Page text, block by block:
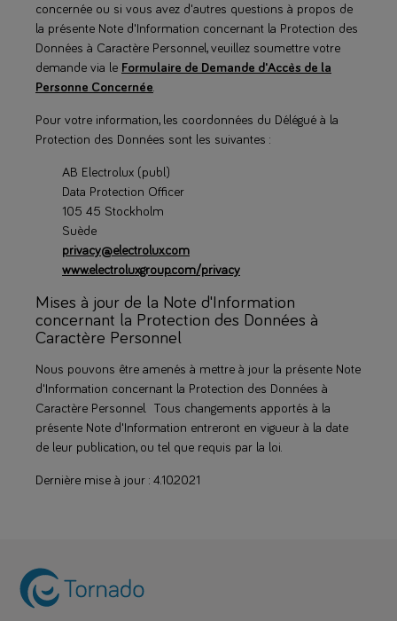
concernée ou si vous avez d'autres questions à propos de
la présente Note d'Information concernant la Protection des
Données à Caractère Personnel, veuillez soumettre votre
demande via le Formulaire de Demande d'Accès de la
Personne Concernée.
Pour votre information, les coordonnées du Délégué à la
Protection des Données sont les suivantes :
AB Electrolux (publ)
Data Protection Officer
105 45 Stockholm
Suède
privacy@electrolux.com
www.electroluxgroup.com/privacy
Mises à jour de la Note d'Information
concernant la Protection des Données à
Caractère Personnel
Nous pouvons être amenés à mettre à jour la présente Note
d'Information concernant la Protection des Données à
Caractère Personnel. Tous changements apportés à la
présente Note d'Information entreront en vigueur à la date
de leur publication, ou tel que requis par la loi.
Dernière mise à jour : 4.10.2021